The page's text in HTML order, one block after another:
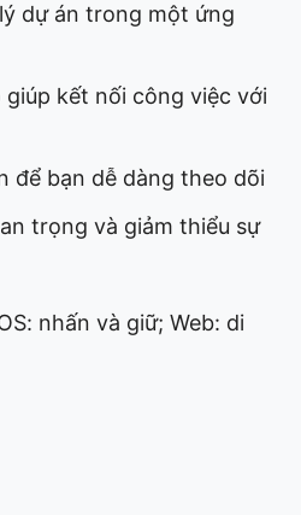
dự án trong một ứng
kết nối công việc với
để bạn dễ dàng theo dõi
trọng và giảm thiểu sự
nhấn và giữ; Web: di